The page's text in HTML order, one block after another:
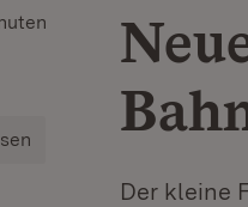
Der kleine